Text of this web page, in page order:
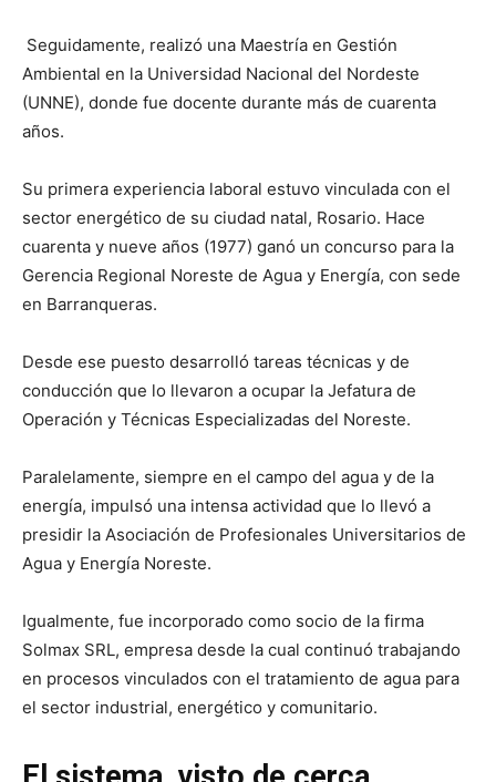
Seguidamente, realizó una Maestría en Gestión
Ambiental en la Universidad Nacional del Nordeste
(UNNE), donde fue docente durante más de cuarenta
años.
Su primera experiencia laboral estuvo vinculada con el
sector energético de su ciudad natal, Rosario. Hace
cuarenta y nueve años (1977) ganó un concurso para la
Gerencia Regional Noreste de Agua y Energía, con sede
en Barranqueras.
Desde ese puesto desarrolló tareas técnicas y de
conducción que lo llevaron a ocupar la Jefatura de
Operación y Técnicas Especializadas del Noreste.
Paralelamente, siempre en el campo del agua y de la
energía, impulsó una intensa actividad que lo llevó a
presidir la Asociación de Profesionales Universitarios de
Agua y Energía Noreste.
Igualmente, fue incorporado como socio de la firma
Solmax SRL, empresa desde la cual continuó trabajando
en procesos vinculados con el tratamiento de agua para
el sector industrial, energético y comunitario.